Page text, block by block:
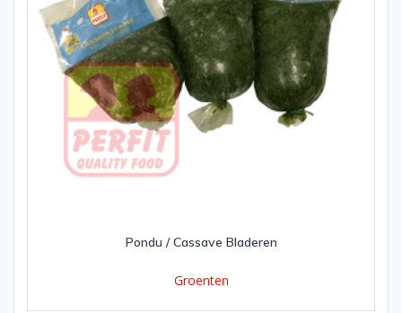
Pondu / Cassave Bladeren
Groenten